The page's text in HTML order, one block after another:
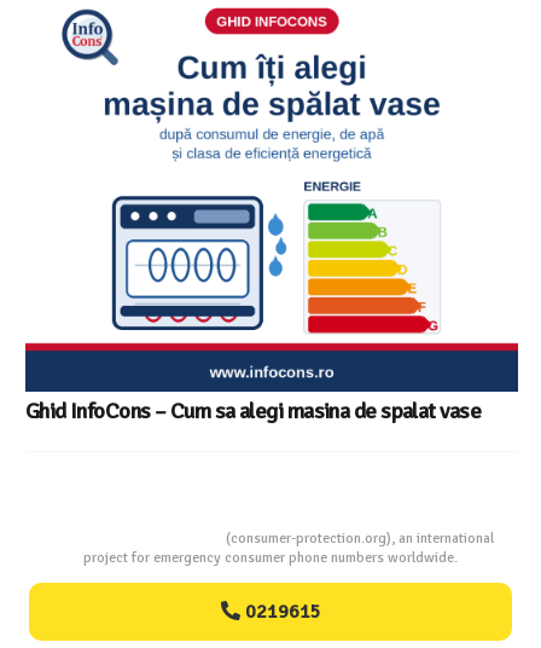
Ghid InfoCons – Cum sa alegi masina de spalat vase
(consumer-protection.org), an international
project for emergency consumer phone numbers worldwide.
0219615